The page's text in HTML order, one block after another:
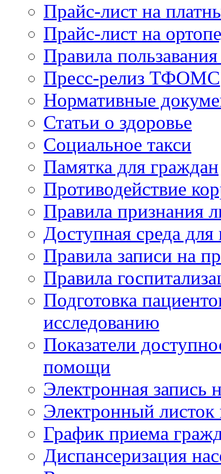
Прайс-лист на
Прайс-лист на
Правила
Пресс-релиз ТФОМС
Нормативные
Статьи о здоровье
Социальное такси
Памятка для граждан
Противодействие
Правила признания
Доступная среда для
Правила записи на
Правила
Подготовка
исследованию
Показатели
помощи
Электронная запись
Электронный листок
График приема
Диспансеризация